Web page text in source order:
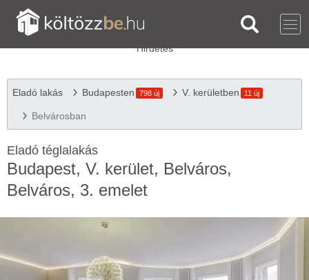
Eladó lakás Budapesten 798 új V. kerületben 11 új
Belvárosban
Eladó téglalakás
Budapest, V. kerület, Belváros,
Belváros, 3. emelet